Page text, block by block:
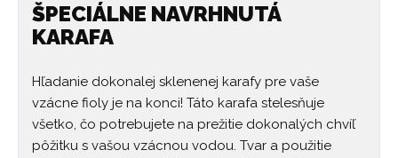
ŠPECIÁLNE NAVRHNUTÁ
KARAFA
Hľadanie dokonalej sklenenej karafy pre vaše
vzácne fioly je na konci! Táto karafa stelesňuje
všetko, čo potrebujete na prežitie dokonalých chvíľ
pôžitku s vašou vzácnou vodou. Tvar a použitie